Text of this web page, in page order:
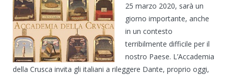
25 marzo 2020, sarà un
giorno importante, anche
in un contesto
terribilmente difficile per il
nostro Paese. L’Accademia
della Crusca invita gli italiani a rileggere Dante, proprio oggi,